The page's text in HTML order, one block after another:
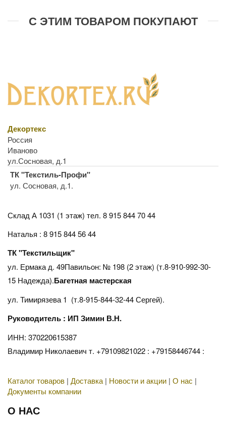
С ЭТИМ ТОВАРОМ ПОКУПАЮТ
Декортекс
Россия
Иваново
ул.Сосновая, д.1
ТК "Текстиль-Профи"
ул. Сосновая, д.1.
Склад А 1031 (1 этаж) тел. 8 915 844 70 44
Наталья : 8 915 844 56 44
ТК "Текстильщик"
ул. Ермака д. 49Павильон: № 198 (2 этаж) (т.8-910-992-30-
15 Надежда).Багетная мастерская
ул. Тимирязева 1 (т.8-915-844-32-44 Сергей).
Руководитель : ИП Зимин В.Н.
ИНН: 370220615387
Владимир Николаевич т. +79109821022 : +79158446744 :
Каталог товаров | Доставка| Новости и акции | О нас |
Документы компании
О НАС